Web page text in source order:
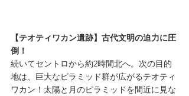
【テオティワカン遺跡】古代文明の迫力に圧
倒！
続いてセントロから約2時間北へ。次の目的
地は、巨大なピラミッド群が広がるテオティ
ワカン ！太陽と月のピラミッドを間近に見な